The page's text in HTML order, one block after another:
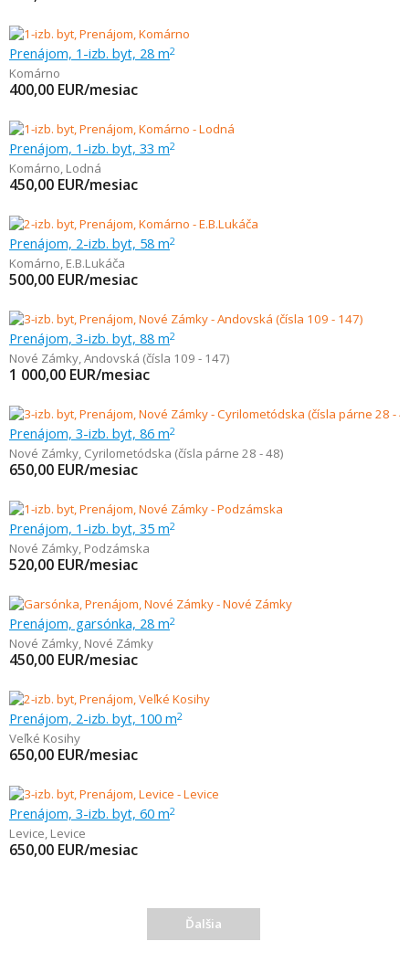
Prenájom, 1-izb. byt, 28 m2
Komárno
400,00 EUR/mesiac
Prenájom, 1-izb. byt, 33 m2
Komárno, Lodná
450,00 EUR/mesiac
Prenájom, 2-izb. byt, 58 m2
Komárno, E.B.Lukáča
500,00 EUR/mesiac
Prenájom, 3-izb. byt, 88 m2
Nové Zámky,Andovská (čísla 109 - 147)
1 000,00 EUR/mesiac
Prenájom, 3-izb. byt, 86 m2
Nové Zámky, Cyrilometódska (čísla párne 28 - 48)
650,00 EUR/mesiac
Prenájom, 1-izb. byt, 35 m2
Nové Zámky, Podzámska
520,00 EUR/mesiac
Prenájom, garsónka, 28 m2
Nové Zámky, Nové Zámky
450,00 EUR/mesiac
Prenájom, 2-izb. byt, 100 m2
Veľké Kosihy
650,00 EUR/mesiac
Prenájom, 3-izb. byt, 60 m2
Levice, Levice
650,00 EUR/mesiac
Ďalšia